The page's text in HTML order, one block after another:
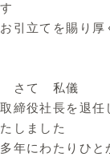
引立てを賜り厚
私儀
締役社長を退任
しました
年にわたりひと